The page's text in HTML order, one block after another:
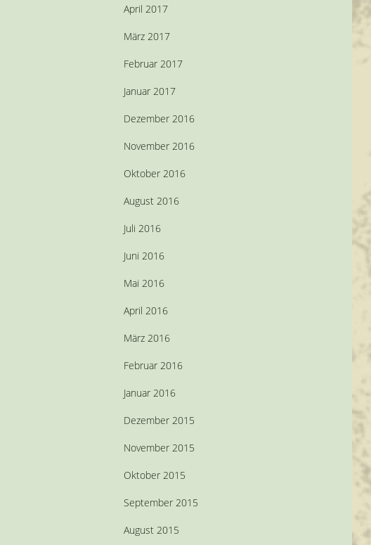
April 2017
März 2017
Februar 2017
Januar 2017
Dezember 2016
November 2016
Oktober 2016
August 2016
Juli 2016
Juni 2016
Mai 2016
April 2016
März 2016
Februar 2016
Januar 2016
Dezember 2015
November 2015
Oktober 2015
September 2015
August 2015